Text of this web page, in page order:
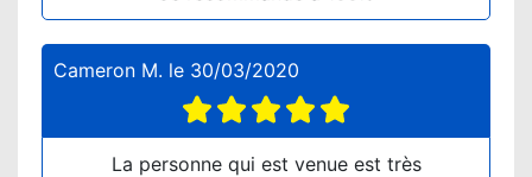
Cameron M. le 30/03/2020
La personne qui est venue est très